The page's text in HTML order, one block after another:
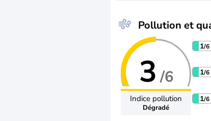
Pollution et
3 /6
Indice pollution
Dégradé
1/6
1/6
1/6